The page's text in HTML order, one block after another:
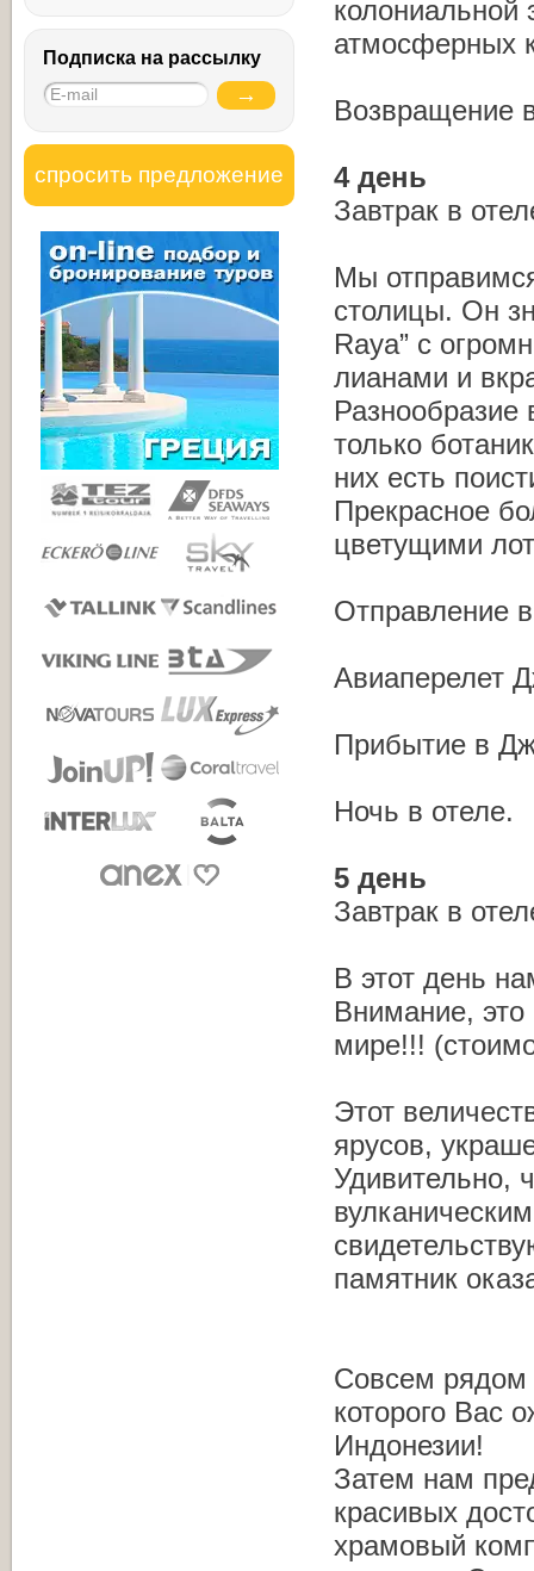
Подписка на рассылку
спросить предложение
колониальной
атмосферных
Возвращение
4 день
Завтрак в
Мы
столицы. Он
Raya” с
лианами и
Разнообразие
только
них есть
Прекрасное
цветущими
Отправление
Авиаперелет
Прибытие в
Ночь в отеле.
5 день
Завтрак в
В этот день
Внимание, это
мире!!!
Этот
ярусов,
Удивительно,
памятник
Совсем рядом
которого Вас
Индонезии!
Затем нам
красивых
храмовый